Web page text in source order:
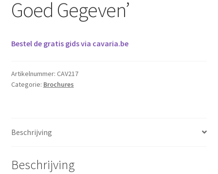
Goed Gegeven’
Bestel de gratis gids via cavaria.be
Artikelnummer: CAV217
Categorie: Brochures
Beschrijving
Beschrijving